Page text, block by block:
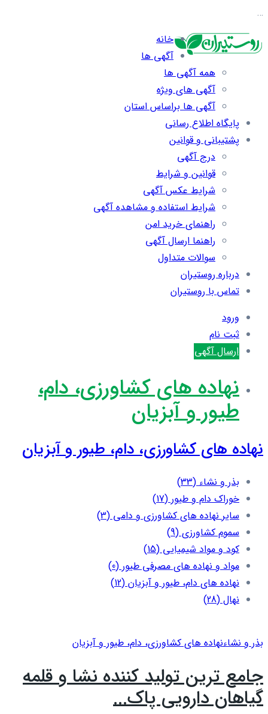
…
خانه
آگهی ها
همه آگهی ها
آگهی های ویژه
آگهی ها براساس استان
پایگاه اطلاع رسانی
پشتیبانی و قوانین
درج آگهی
قوانین و شرایط
شرایط عکس آگهی
شرایط استفاده و مشاهده آگهی
راهنمای خرید امن
راهنما ارسال آگهی
سوالات متداول
درباره روستیران
تماس با روستیران
ورود
ثبت نام
ارسال آگهی
نهاده های کشاورزی، دام،
طيور و آبزيان
نهاده های کشاورزی، دام، طيور و آبزيان
بذر و نشاء(33)
خوراک دام و طیور(17)
سایر نهاده های کشاورزی و دامی(3)
سموم کشاورزی(9)
کود و مواد شیمیایی(15)
مواد و نهاده های مصرفی طیور(0)
نهاده های دام، طیور و آبزیان(12)
نهال(28)
بذر و نشاءنهاده های کشاورزی، دام، طيور و آبزيان
جامع ترین تولید کننده نشا و قلمه
گیاهان دارویی پاک...